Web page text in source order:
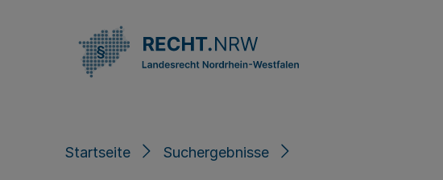
Startseite Suchergebnisse